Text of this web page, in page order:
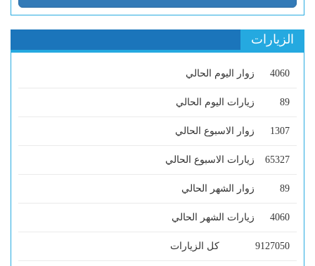
الزيارات
4060 زوار اليوم الحالي
89 زيارات اليوم الحالي
1307 زوار الاسبوع الحالي
65327 زيارات الاسبوع الحالي
89 زوار الشهر الحالي
4060 زيارات الشهر الحالي
9127050 كل الزيارات